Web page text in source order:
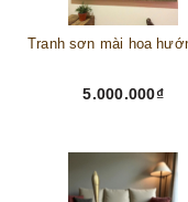
5.000.000₫